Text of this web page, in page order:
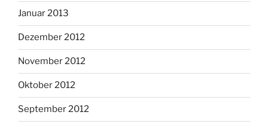
Januar 2013
Dezember 2012
November 2012
Oktober 2012
September 2012